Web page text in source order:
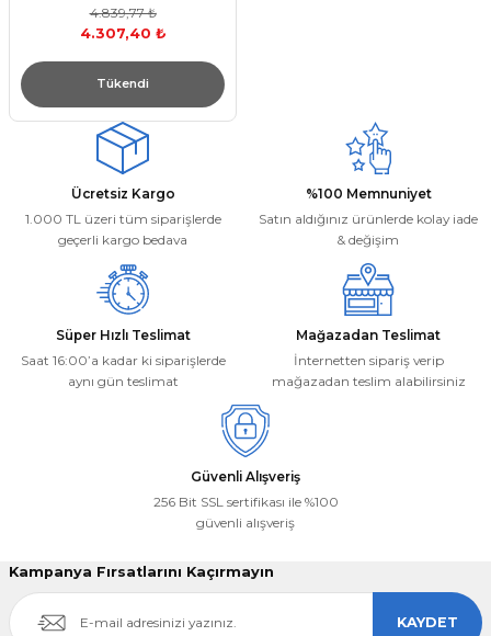
4.839,77 ₺
4.307,40 ₺
Tükendi
Ücretsiz Kargo
1.000 TL üzeri tüm siparişlerde
geçerli kargo bedava
%100 Memnuniyet
Satın aldığınız ürünlerde kolay iade
& değişim
Süper Hızlı Teslimat
Saat 16:00’a kadar ki siparişlerde
aynı gün teslimat
Mağazadan Teslimat
İnternetten sipariş verip
mağazadan teslim alabilirsiniz
Güvenli Alışveriş
256 Bit SSL sertifikası ile %100
güvenli alışveriş
Kampanya Fırsatlarını Kaçırmayın
KAYDET